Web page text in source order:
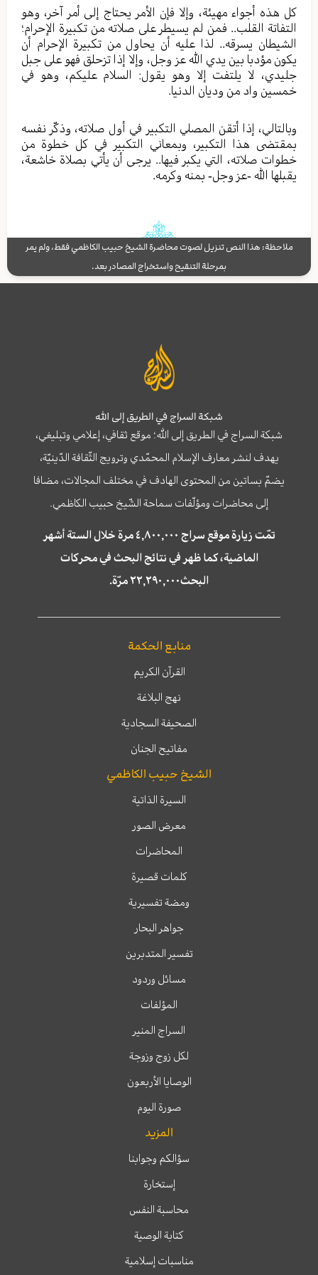
كل هذه أجواء مهيئة، وإلا فإن الأمر يحتاج إلى أمر آخر، وهو
التفاتة القلب.. فمن لم يسيطر على صلاته من تكبيرة الإحرام؛
الشيطان يسرقه.. لذا عليه أن يحاول من تكبيرة الإحرام أن
يكون مؤدبا بين يدي الله عز وجل، وإلا إذا تزحلق فهو على جبل
جليدي، لا يلتفت إلا وهو يقول: السلام عليكم، وهو في
خمسين واد من وديان الدنيا.
وبالتالي، إذا أتقن المصلي التكبير في أول صلاته، وذكّر نفسه
بمقتضى هذا التكبير، وبمعاني التكبير في كل خطوة من
خطوات صلاته، التي يكبر فيها.. يرجى أن يأتي بصلاة خاشعة،
يقبلها الله -عز وجل- بمنه وكرمه.
ملاحظة: هذا النص تنزيل لصوت محاضرة الشيخ حبيب الكاظمي فقط، ولم يمر
بمرحلة التنقيح واستخراج المصادر بعد.
شبكة السراج في الطريق إلى الله
شبكة السراج في الطريق إلى الله؛ موقع ثقافي، إعلامي وتبليغي،
يهدف لنشر معارف الإسلام المحمّدي وترويج الثّقافة الدّينيّة،
يضمّ بساتين من المحتوى الهادف في مختلف المجالات، مضافا
إلى محاضرات ومؤلّفات سماحة الشّيخ حبيب الكاظمي.
تمّت زيارة موقع سراج ٤,٨٠٠,٠٠٠ مرة خلال الستة أشهر
الماضية، كما ظهر في نتائج البحث في محركات
البحث٢٢,٢٩٠,٠٠٠ مرّة.
منابع الحكمة
القرآن الكريم
نهج البلاغة
الصحيفة السجادية
مفاتيح الجنان
الشيخ حبيب الكاظمي
السيرة الذاتية
معرض الصور
المحاضرات
كلمات قصيرة
ومضة تفسيرية
جواهر البحار
تفسير المتدبرين
مسائل وردود
المؤلفات
السراج المنير
لكل زوج وزوجة
الوصايا الأربعون
صورة اليوم
المزيد
سؤالكم وجوابنا
إستخارة
محاسبة النفس
كتابة الوصية
مناسبات إسلامية